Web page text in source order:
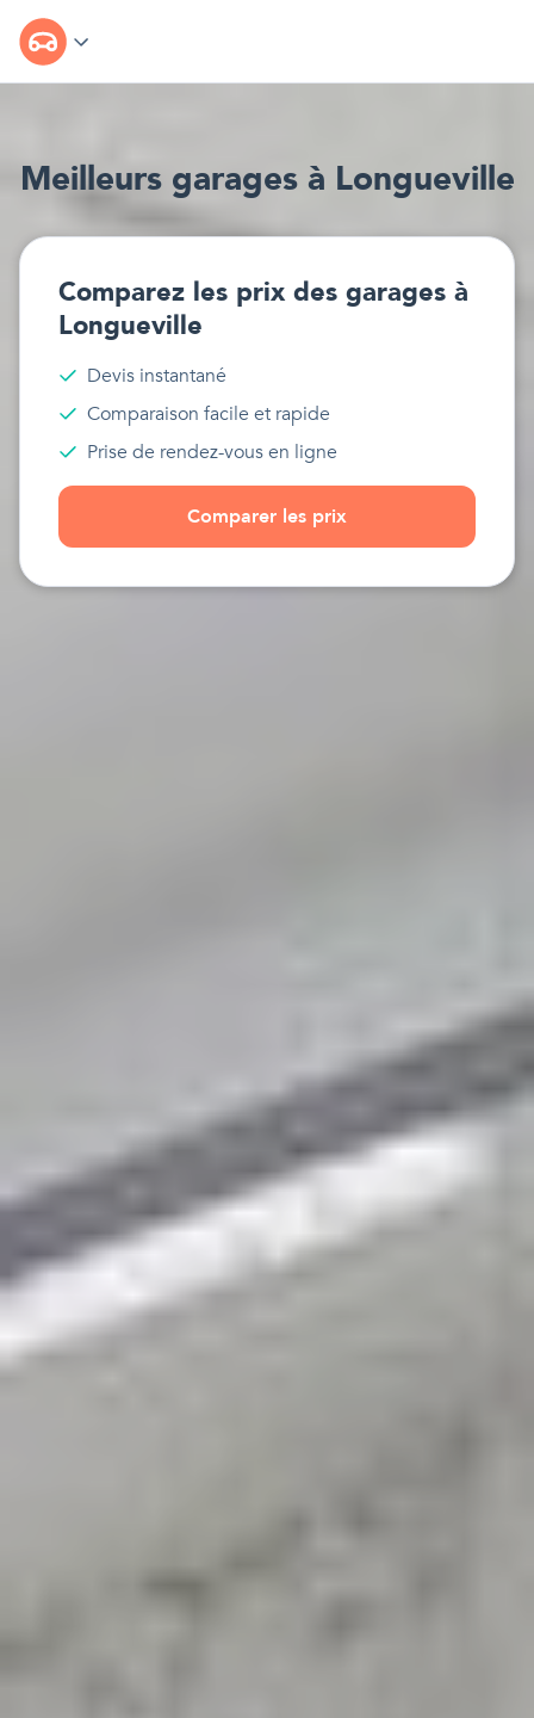
Meilleurs garagesà Longueville
Comparez les prix des garages à
Longueville
Devis instantané
Comparaison facile et rapide
Prise de rendez-vous en ligne
Comparer les prix